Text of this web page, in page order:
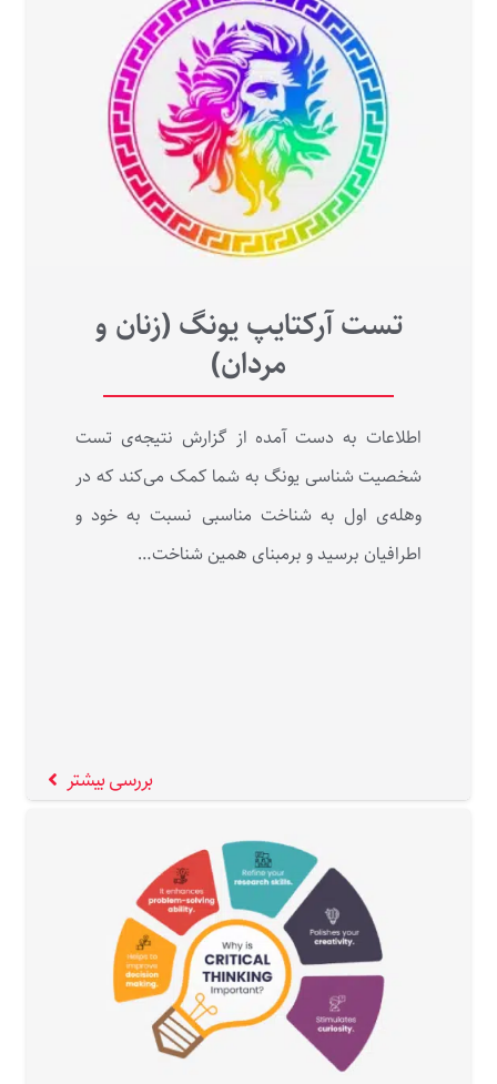
تست آرکتایپ یونگ (زنان و
مردان)
اطلاعات به دست آمده از گزارش نتیجه‌ی تست
شخصیت شناسی یونگ به شما کمک می‌کند که در
وهله‌ی اول به شناخت مناسبی نسبت به خود و
اطرافیان برسید و برمبنای همین شناخت…
بررسی بیشتر